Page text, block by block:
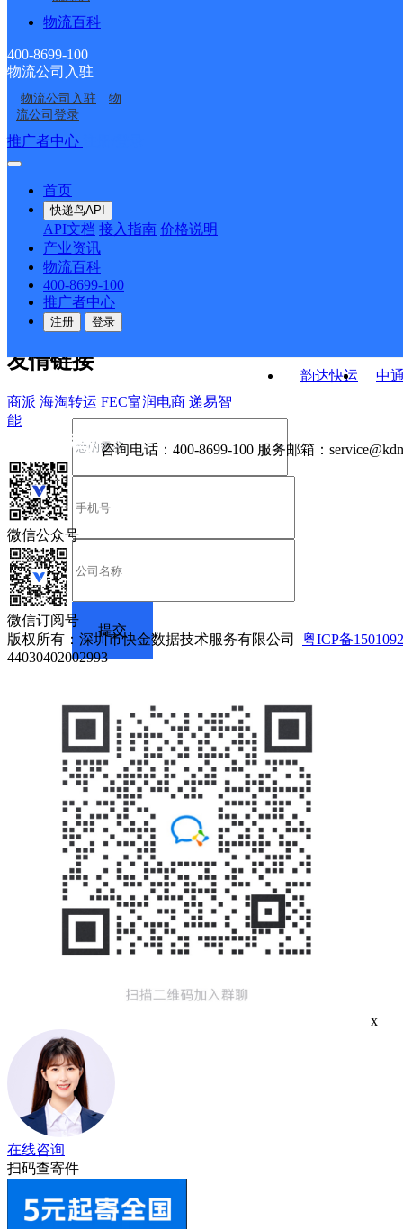
物流百科
400-8699-100
物流公司入驻
物流公司入驻
物
流公司登录
推广者中心
首页
快递鸟API
API文档 接入指南 价格说明
产业资讯
物流百科
400-8699-100
推广者中心
注册 登录
ID13935
中国邮政集团有限公司
贵州省普定县马官邮政
支局
普定县园丁路邮政支局
中国邮政集团有限公司
贵州省普定县补郎邮政
中国邮政集团有限公司
韵达快运
中
接口API
API接口 DEMO下载
关于我们
公司介绍 企业动态
合作伙伴 快递鸟接口服务协议
户隐私政策
友情链接
商派 海淘转运 FEC富润电商 递易智
能
咨询电话： 400-8699-100 服务邮箱：
微信公众号
微信订阅号
版权所有：深圳市快金数据技术服务有限公司 粤ICP备
44030402002993
x
在线咨询
扫码查寄件